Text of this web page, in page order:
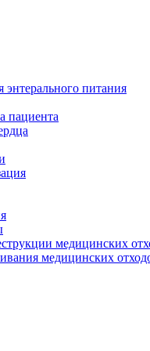
питания
пациента
медицинских
медицинских